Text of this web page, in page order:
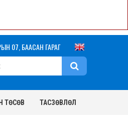
07, БААСАН ГАРАГ
ТӨСӨВ ТАСЗӨВЛӨЛ